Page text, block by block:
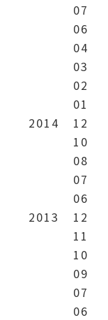
07
06
04
03
02
01
2014
12
10
08
07
06
2013
12
11
10
09
07
06